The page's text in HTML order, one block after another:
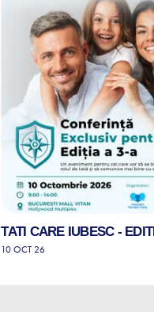
TATI CARE IUBESC -
10 OCT 26